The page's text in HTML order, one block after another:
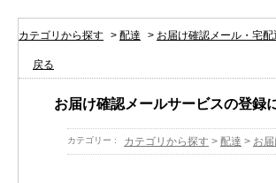
カテゴリから探す > 配達 > お届け確認メール・宅
戻る
お届け確認メールサービスの登録
カテゴリー : カテゴリから探す > 配達 > お